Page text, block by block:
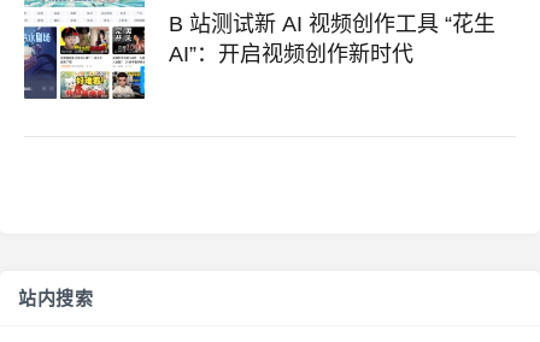
B 站测试新 AI 视频创作工具 “花生
AI”：开启视频创作新时代
站内搜索